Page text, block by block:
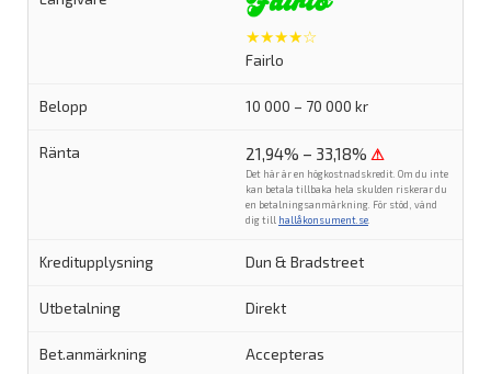
★★★★☆
Fairlo
10 000 – 70 000 kr
21,94% – 33,18% ⚠
Det här är en högkostnadskredit. Om du inte
kan betala tillbaka hela skulden riskerar du
en betalningsanmärkning. För stöd, vänd
dig till hallåkonsument.se
Dun & Bradstreet
Direkt
Accepteras